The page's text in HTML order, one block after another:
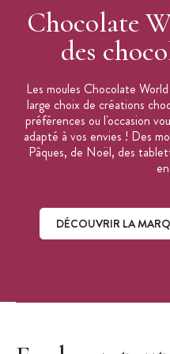
Chocolate
des
Les moules Chocolate
large choix de créations
préférences ou l'occasion
adapté à vos envies ! Des
Pâques, de Noël, des
DÉCOUVRIR LA